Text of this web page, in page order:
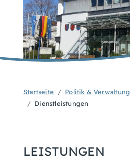
Startseite Politik & Verwaltung
Dienstleistungen
LEISTUNGEN